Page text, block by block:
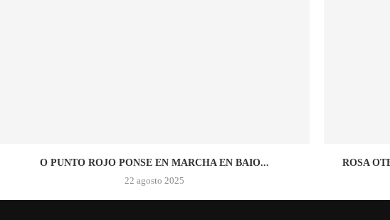
O PUNTO ROJO PONSE EN MARCHA EN BAIO...
22 agosto 2025
ROSA